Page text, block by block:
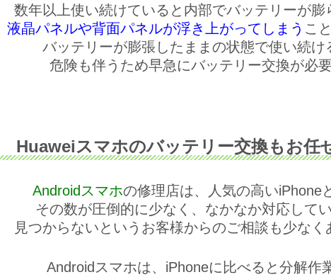
数年以上使い続けていると内部でバッテリーが膨
液晶パネルや背面パネルが浮き上がってしまう こ
バッテリーが膨張したままの状態で使い続け
危険も伴うため早急にバッテリー交換が必要
Huaweiスマホのバッテリー交換もお任
Androidスマホの修理店は、人気の高いiPhone
その数が圧倒的に少なく、なかなか対応して
見つからないというお客様からのご相談も少なく
Androidスマホは、iPhoneに比べると分解作